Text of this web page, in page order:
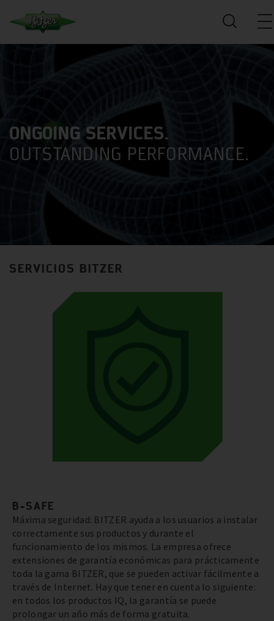
ONGOING SERVICES.
OUTSTANDING PERFORMANCE.
SERVICIOS BITZER
B-SAFE
Máxima seguridad: BITZER ayuda a los usuarios a instalar
correctamente sus productos y durante el
funcionamiento de los mismos. La empresa ofrece
extensiones de garantía económicas para prácticamente
toda la gama BITZER, que se pueden activar fácilmente a
través de Internet. Hay que tener en cuenta lo siguiente:
en todos los productos IQ, la garantía se puede
prolongar un año más de forma gratuita.